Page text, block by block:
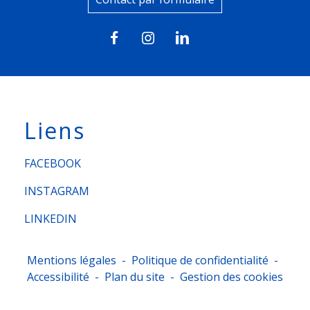
Liens
FACEBOOK
INSTAGRAM
LINKEDIN
Mentions légales - Politique de confidentialité -
Accessibilité - Plan du site - Gestion des cookies